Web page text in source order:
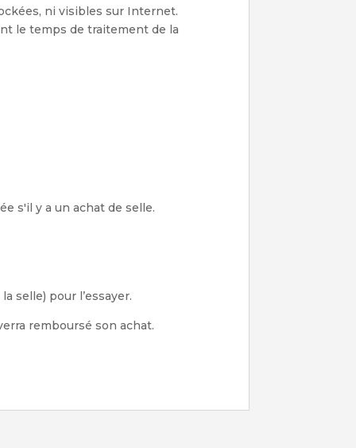
ni visibles sur Internet.
le temps de traitement de la
s'il y a un achat de selle.
selle) pour l’essayer.
remboursé son achat.